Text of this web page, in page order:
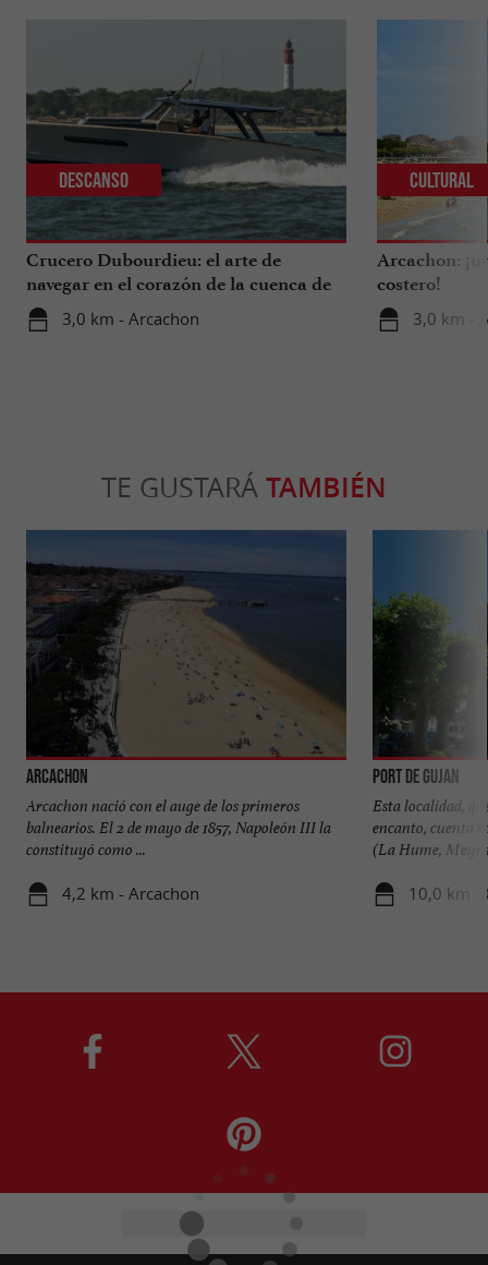
Crucero Dubourdieu: el arte de
navegar en el corazón de la cuenca de
Arcachon.
3,0 km - Arcachon
Descanso
Arcachon:
costero!
3,0 km -
Cultural
TE GUSTARÁ TAMBIÉN
Arcachon
Arcachon nació con el auge de los primeros
balnearios. El 2 de mayo de 1857, Napoleón III la
constituyó como ...
4,2 km - Arcachon
Port de Gujan
Esta localidad,
encanto, cuenta
(La Hume,
10,0 km -